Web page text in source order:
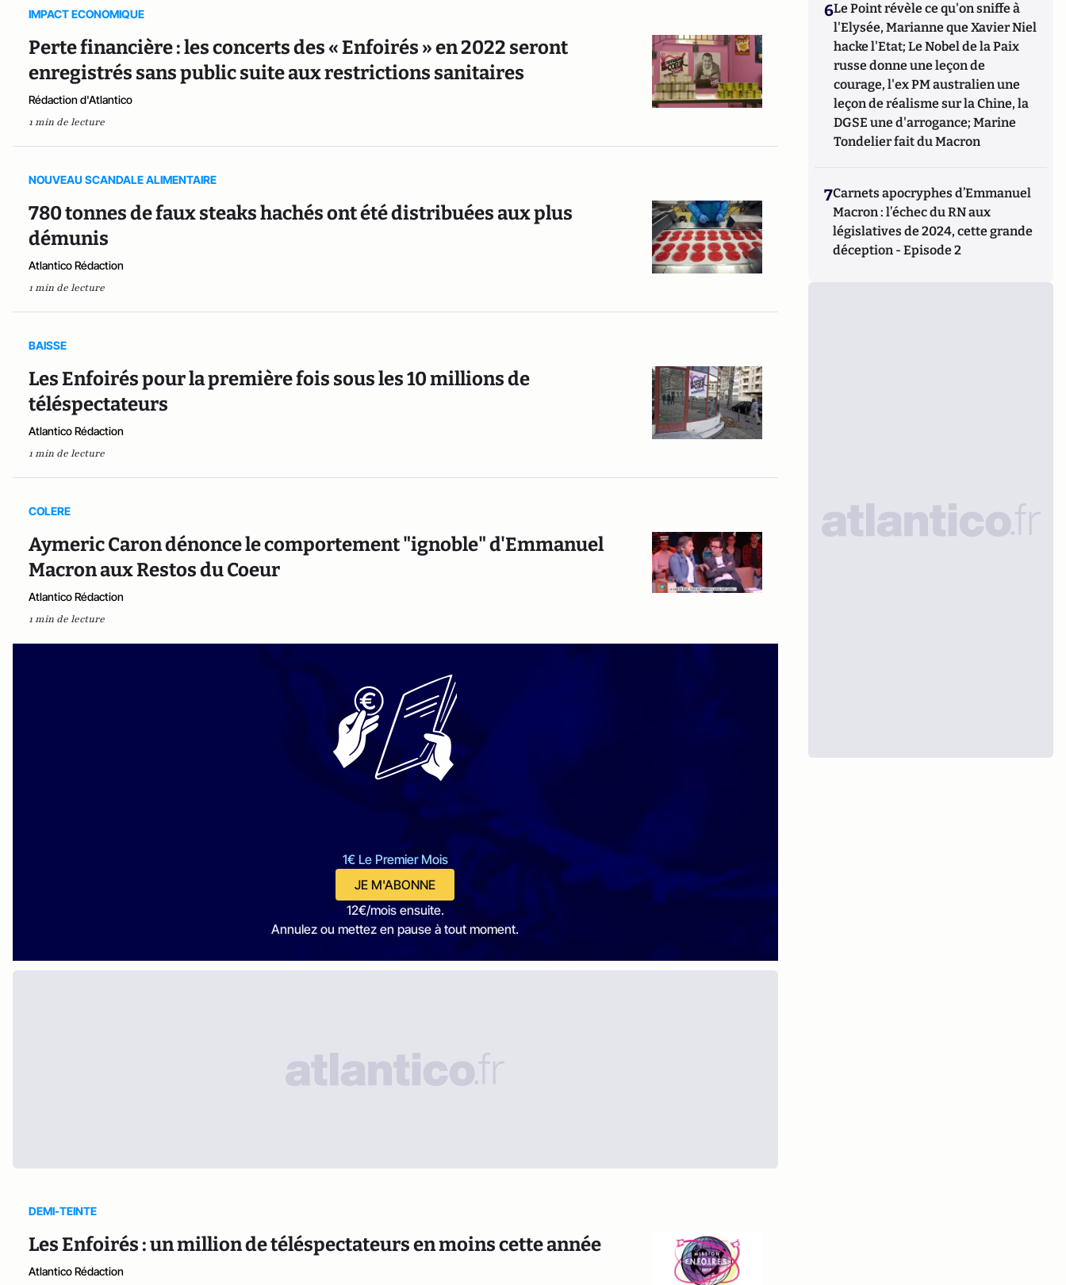
IMPACT ECONOMIQUE
Perte financière : les concerts des « Enfoirés » en 2022 seront
enregistrés sans public suite aux restrictions sanitaires
Rédaction d'Atlantico
1 min de lecture
NOUVEAU SCANDALE ALIMENTAIRE
780 tonnes de faux steaks hachés ont été distribuées aux plus
démunis
Atlantico Rédaction
1 min de lecture
BAISSE
Les Enfoirés pour la première fois sous les 10 millions de
téléspectateurs
Atlantico Rédaction
1 min de lecture
COLERE
Aymeric Caron dénonce le comportement "ignoble" d'Emmanuel
Macron aux Restos du Coeur
Atlantico Rédaction
1 min de lecture
1€ Le Premier Mois
JE M'ABONNE
12€/mois ensuite.
Annulez ou mettez en pause à tout moment.
DEMI-TEINTE
Les Enfoirés : un million de téléspectateurs en moins cette année
Atlantico Rédaction
6Le Point révèle ce qu'on sniffe à
l'Elysée, Marianne que Xavier Niel
hacke l'Etat; Le Nobel de la Paix
russe donne une leçon de
courage, l'ex PM australien une
leçon de réalisme sur la Chine, la
DGSE une d'arrogance; Marine
Tondelier fait du Macron
7Carnets apocryphes d’Emmanuel
Macron : l’échec du RN aux
législatives de 2024, cette grande
déception - Episode 2